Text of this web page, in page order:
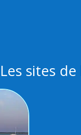
Les sites